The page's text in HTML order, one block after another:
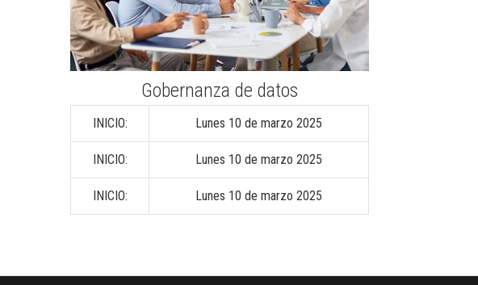
Gobernanza de datos
INICIO: Lunes 10 de marzo 2025
INICIO: Lunes 10 de marzo 2025
INICIO: Lunes 10 de marzo 2025